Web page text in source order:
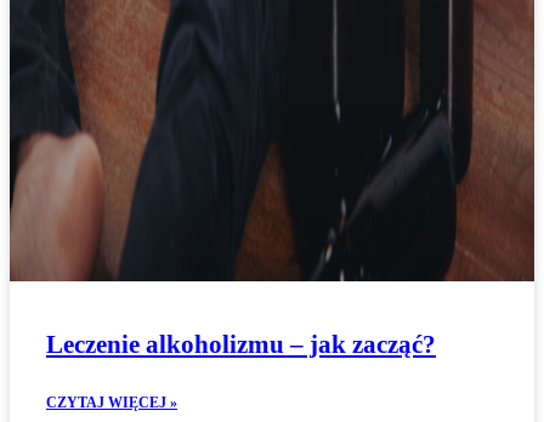
Leczenie alkoholizmu – jak zacząć?
CZYTAJ WIĘCEJ »